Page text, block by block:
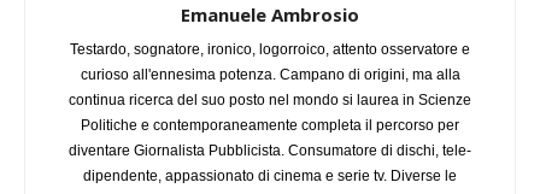
Emanuele Ambrosio
Testardo, sognatore, ironico, logorroico, attento osservatore e
curioso all'ennesima potenza. Campano di origini, ma alla
continua ricerca del suo posto nel mondo si laurea in Scienze
Politiche e contemporaneamente completa il percorso per
diventare Giornalista Pubblicista. Consumatore di dischi, tele-
dipendente, appassionato di cinema e serie tv. Diverse le